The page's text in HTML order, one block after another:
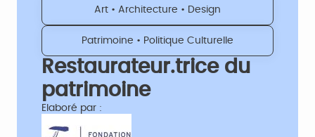
Art • Architecture • Design
Patrimoine • Politique Culturelle
Restaurateur.trice du
patrimoine
Elaboré par :